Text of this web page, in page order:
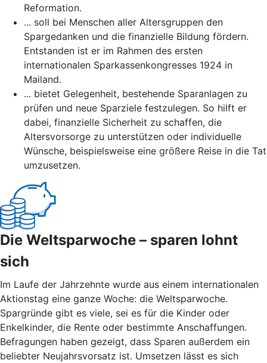
Reformation.
... soll bei Menschen aller Altersgruppen den
Spargedanken und die finanzielle Bildung fördern.
Entstanden ist er im Rahmen des ersten
internationalen Sparkassenkongresses 1924 in
Mailand.
... bietet Gelegenheit, bestehende Sparanlagen zu
prüfen und neue Sparziele festzulegen. So hilft er
dabei, finanzielle Sicherheit zu schaffen, die
Altersvorsorge zu unterstützen oder individuelle
Wünsche, beispielsweise eine größere Reise in die Tat
umzusetzen.
Die Weltsparwoche – sparen lohnt
sich
Im Laufe der Jahrzehnte wurde aus einem internationalen
Aktionstag eine ganze Woche: die Weltsparwoche.
Spargründe gibt es viele, sei es für die Kinder oder
Enkelkinder, die Rente oder bestimmte Anschaffungen.
Befragungen haben gezeigt, dass Sparen außerdem ein
beliebter Neujahrsvorsatz ist. Umsetzen lässt es sich